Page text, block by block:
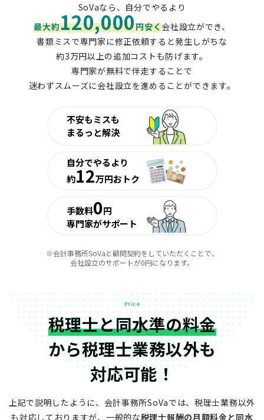
SoVaなら、自分でやるより
最大約120,000円安く会社設立ができ、
書類ミスで専門家に修正依頼すると発生しがちな
約3万円以上の追加コストも防げます。
専門家が無料で伴走することで
迷わずスムーズに会社設立を進めることができます。
不安もミスも
まるっと解決
自分でやるより
約12万円おトク
手数料0円
専門家がサポート
※会計事務所SoVaと顧問契約をしていただくことで、
会社設立のサポートが0円になります。
Price
税理士と同水準の料金
から税理士業務以外も
対応可能！
上記で説明したように、会計事務所SoVaでは、税理士業務以外
も対応しておりますが、 一般的な税理士報酬の月額料金と同水